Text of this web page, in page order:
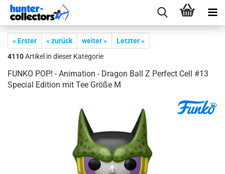
« Erster « zurück weiter »
Letzter »
4110Artikel in dieser Kategorie
FUNKO POP! - Ani­ma­ti­on - Dra­gon Ball Z Per­fect Cell #13
Spe­cial Edi­ti­on mit Tee Größe M